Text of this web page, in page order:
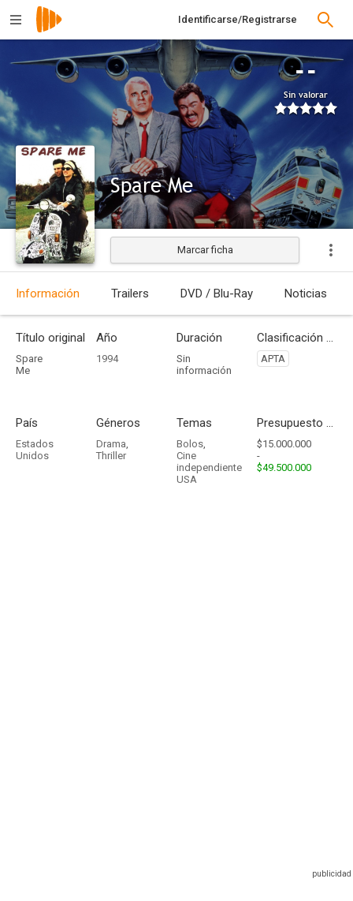
Identificarse/Registrarse
--
Sin valorar
Spare Me
Estrenada
Marcar ficha
Información Trailers DVD / Blu-Ray Noticias
Título original
Spare
Me
Año
1994
Duración
Sin
información
Clasificación por edades
APTA
País
Estados
Unidos
Géneros
Drama,
Thriller
Temas
Bolos,
Cine
independiente
USA
Presupuesto - Ingresos
$15.000.000
-
$49.500.000